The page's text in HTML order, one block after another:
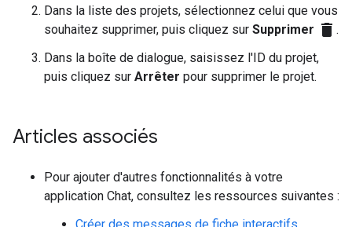
Dans la liste des projets, sélectionnez celui que vous
souhaitez supprimer, puis cliquez sur Supprimer delete .
Dans la boîte de dialogue, saisissez l'ID du projet,
puis cliquez sur Arrêter pour supprimer le projet.
Articles associés
Pour ajouter d'autres fonctionnalités à votre
application Chat, consultez les ressources suivantes :